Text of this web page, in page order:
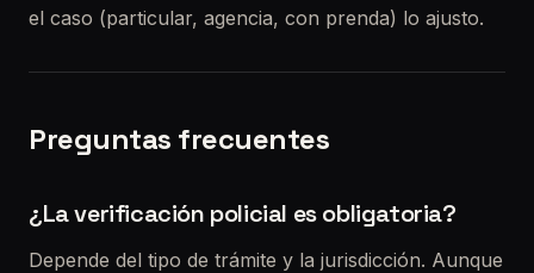
el caso (particular, agencia, con prenda) lo ajusto.
Preguntas frecuentes
¿La verificación policial es obligatoria?
Depende del tipo de trámite y la jurisdicción. Aunque